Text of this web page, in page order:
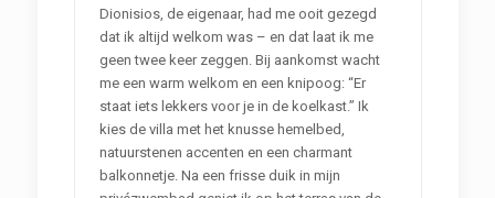
Dionisios, de eigenaar, had me ooit gezegd
dat ik altijd welkom was – en dat laat ik me
geen twee keer zeggen. Bij aankomst wacht
me een warm welkom en een knipoog: “Er
staat iets lekkers voor je in de koelkast.” Ik
kies de villa met het knusse hemelbed,
natuurstenen accenten en een charmant
balkonnetje. Na een frisse duik in mijn